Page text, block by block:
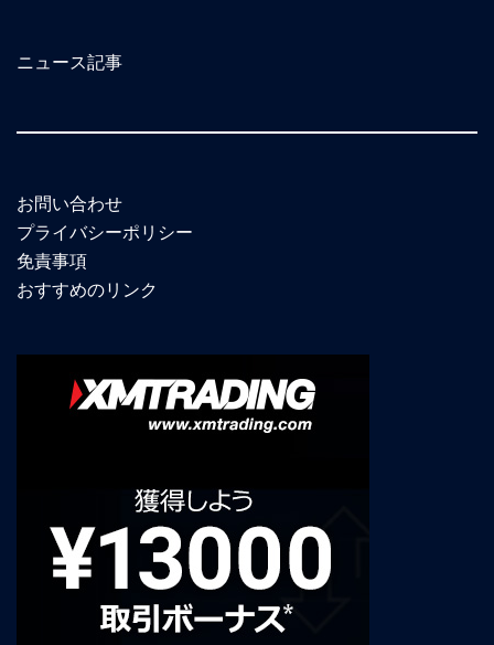
ニュース記事
お問い合わせ
プライバシーポリシー
免責事項
おすすめのリンク